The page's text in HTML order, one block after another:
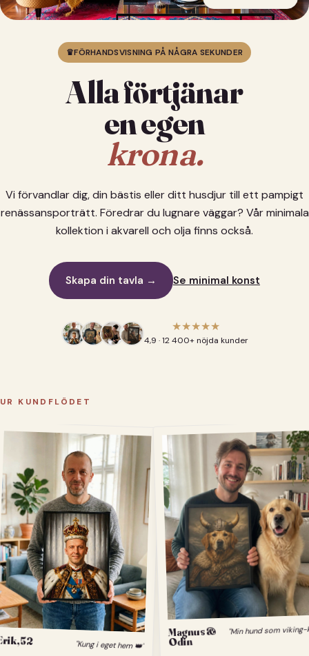
♛FÖRHANDSVISNING PÅ NÅGRA SEKUNDER
Alla förtjänar
en egen
krona.
Vi förvandlar dig, din bästis eller ditt husdjur till ett pampigt
renässansporträtt. Föredrar du lugnare väggar? Vår minimala
kollektion i akvarell och olja finns också.
Skapa din tavla → Se minimal konst
★★★★★
4,9 · 12 400+ nöjda kunder
UR KUNDFLÖDET
52 "Kung i eget hem 👑"
Magnus &
Odin